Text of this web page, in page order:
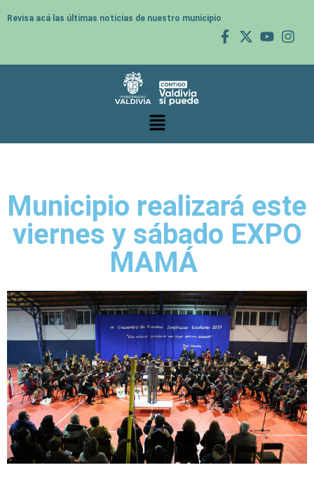
Revisa acá las últimas noticias de nuestro municipio
Municipio realizará este
viernes y sábado EXPO
MAMÁ